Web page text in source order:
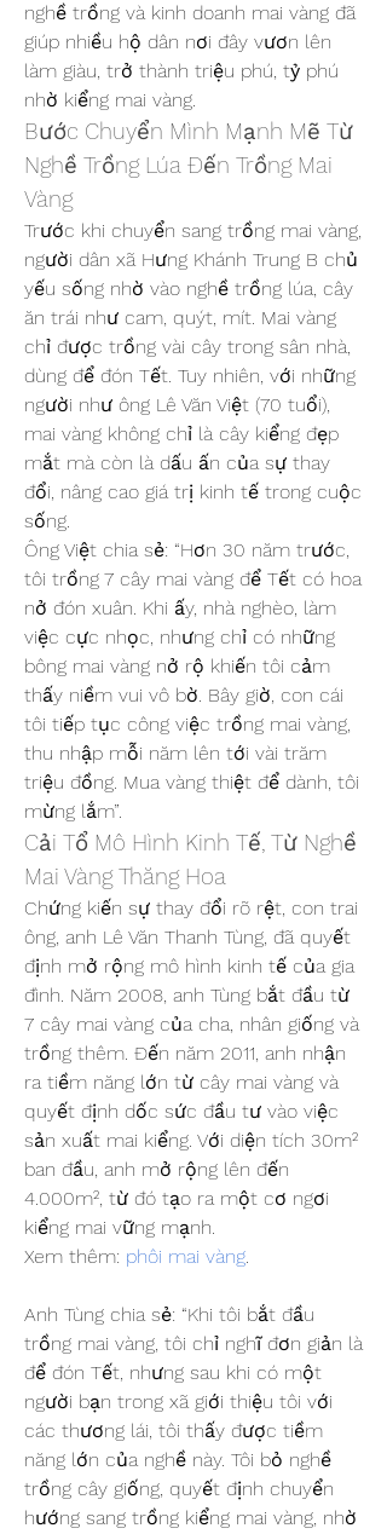
nghề trồng và kinh doanh mai vàng đã
giúp nhiều hộ dân nơi đây vươn lên
làm giàu, trở thành triệu phú, tỷ phú
nhờ kiểng mai vàng.
Bước Chuyển Mình Mạnh Mẽ Từ
Nghề Trồng Lúa Đến Trồng Mai
Vàng
Trước khi chuyển sang trồng mai vàng,
người dân xã Hưng Khánh Trung B chủ
yếu sống nhờ vào nghề trồng lúa, cây
ăn trái như cam, quýt, mít. Mai vàng
chỉ được trồng vài cây trong sân nhà,
dùng để đón Tết. Tuy nhiên, với những
người như ông Lê Văn Việt (70 tuổi),
mai vàng không chỉ là cây kiểng đẹp
mắt mà còn là dấu ấn của sự thay
đổi, nâng cao giá trị kinh tế trong cuộc
sống.
Ông Việt chia sẻ: “Hơn 30 năm trước,
tôi trồng 7 cây mai vàng để Tết có hoa
nở đón xuân. Khi ấy, nhà nghèo, làm
việc cực nhọc, nhưng chỉ có những
bông mai vàng nở rộ khiến tôi cảm
thấy niềm vui vô bờ. Bây giờ, con cái
tôi tiếp tục công việc trồng mai vàng,
thu nhập mỗi năm lên tới vài trăm
triệu đồng. Mua vàng thiệt để dành, tôi
mừng lắm”.
Cải Tổ Mô Hình Kinh Tế, Từ Nghề
Mai Vàng Thăng Hoa
Chứng kiến sự thay đổi rõ rệt, con trai
ông, anh Lê Văn Thanh Tùng, đã quyết
định mở rộng mô hình kinh tế của gia
đình. Năm 2008, anh Tùng bắt đầu từ
7 cây mai vàng của cha, nhân giống và
trồng thêm. Đến năm 2011, anh nhận
ra tiềm năng lớn từ cây mai vàng và
quyết định dốc sức đầu tư vào việc
sản xuất mai kiểng. Với diện tích 30m²
ban đầu, anh mở rộng lên đến
4.000m², từ đó tạo ra một cơ ngơi
kiểng mai vững mạnh.
Xem thêm: phôi mai vàng.
Anh Tùng chia sẻ: “Khi tôi bắt đầu
trồng mai vàng, tôi chỉ nghĩ đơn giản là
để đón Tết, nhưng sau khi có một
người bạn trong xã giới thiệu tôi với
các thương lái, tôi thấy được tiềm
năng lớn của nghề này. Tôi bỏ nghề
trồng cây giống, quyết định chuyển
hướng sang trồng kiểng mai vàng, nhờ